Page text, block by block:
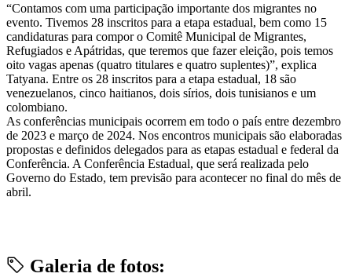
“Contamos com uma participação importante dos migrantes no
evento. Tivemos 28 inscritos para a etapa estadual, bem como 15
candidaturas para compor o Comitê Municipal de Migrantes,
Refugiados e Apátridas, que teremos que fazer eleição, pois temos
oito vagas apenas (quatro titulares e quatro suplentes)”, explica
Tatyana. Entre os 28 inscritos para a etapa estadual, 18 são
venezuelanos, cinco haitianos, dois sírios, dois tunisianos e um
colombiano.
As conferências municipais ocorrem em todo o país entre dezembro
de 2023 e março de 2024. Nos encontros municipais são elaboradas
propostas e definidos delegados para as etapas estadual e federal da
Conferência. A Conferência Estadual, que será realizada pelo
Governo do Estado, tem previsão para acontecer no final do mês de
abril.
Galeria de fotos: